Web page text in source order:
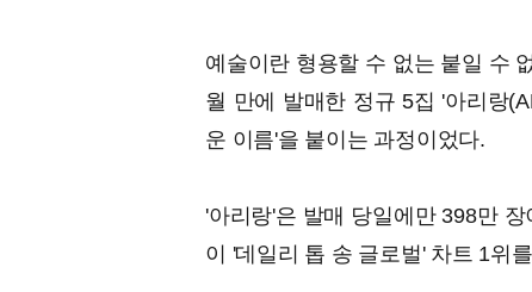
예술이란 형용할 수 없는 붙일 수
월 만에 발매한 정규 5집 '아리랑
운 이름'을 붙이는 과정이었다.
'아리랑'은 발매 당일에만 398만
이 '데일리 톱 송 글로벌' 차트 1위